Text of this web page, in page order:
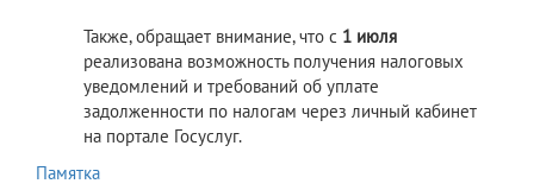
Также, обращает внимание, что с 1 июля
реализована возможность получения налоговых
уведомлений и требований об уплате
задолженности по налогам через личный кабинет
на портале Госуслуг.
Памятка